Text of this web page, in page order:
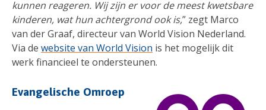
kunnen reageren. Wij zijn er voor de meest kwetsbare
kinderen, wat hun achtergrond ook is,” zegt Marco
van der Graaf, directeur van World Vision Nederland.
Via de website van World Vision is het mogelijk dit
werk financieel te ondersteunen.
Evangelische Omroep